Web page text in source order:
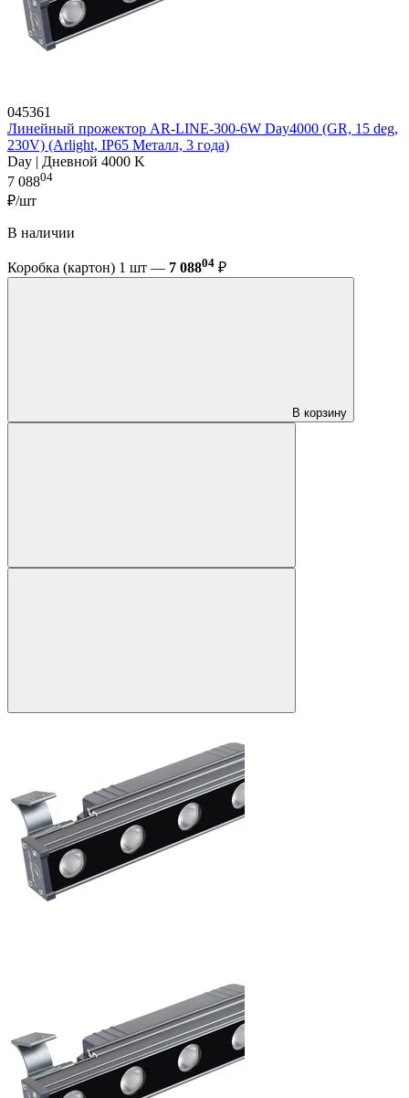
045361
Линейный прожектор AR-LINE-300-6W Day4000 (GR, 15 deg,
230V) (Arlight, IP65 Металл, 3 года)
Day | Дневной 4000 K
7 08804
₽/шт
В наличии
Коробка (картон) 1 шт — 7 08804 ₽
В корзину